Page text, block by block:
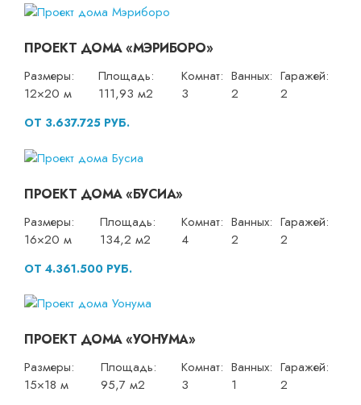
ПРОЕКТ ДОМА «МЭРИБОРО»
Размеры:
12×20 м
Площадь:
111,93 м2
Комнат:
3
Ванных:
2
Гаражей:
2
ОТ 3.637.725 РУБ.
ПРОЕКТ ДОМА «БУСИА»
Размеры:
16×20 м
Площадь:
134,2 м2
Комнат:
4
Ванных:
2
Гаражей:
2
ОТ 4.361.500 РУБ.
ПРОЕКТ ДОМА «УОНУМА»
Размеры:
15×18 м
Площадь:
95,7 м2
Комнат:
3
Ванных:
1
Гаражей:
2